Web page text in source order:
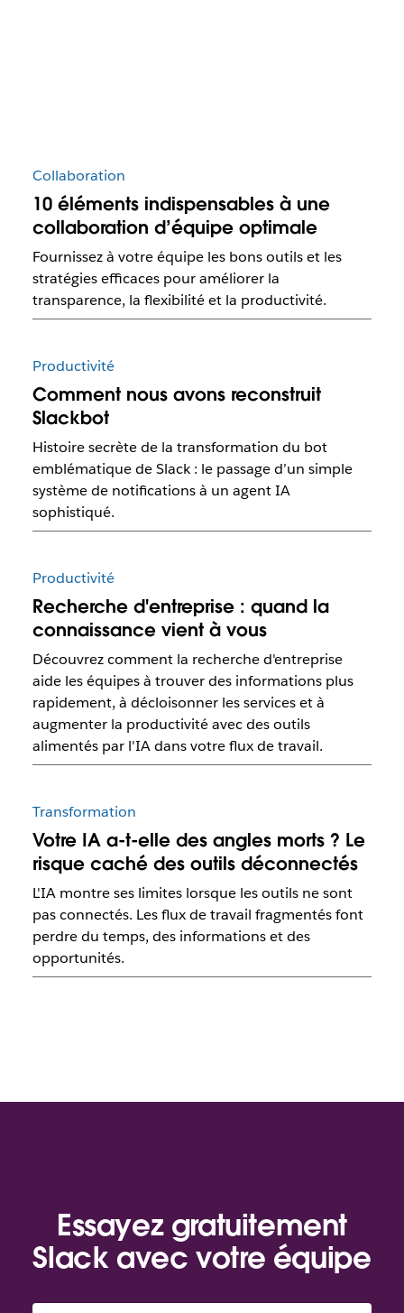
Collaboration
10 éléments indispensables à une
collaboration d’équipe optimale
Fournissez à votre équipe les bons outils et les
stratégies efficaces pour améliorer la
transparence, la flexibilité et la productivité.
Productivité
Comment nous avons reconstruit
Slackbot
Histoire secrète de la transformation du bot
emblématique de Slack : le passage d’un simple
système de notifications à un agent IA
sophistiqué.
Productivité
Recherche d'entreprise : quand la
connaissance vient à vous
Découvrez comment la recherche d'entreprise
aide les équipes à trouver des informations plus
rapidement, à décloisonner les services et à
augmenter la productivité avec des outils
alimentés par l'IA dans votre flux de travail.
Transformation
Votre IA a-t-elle des angles morts ? Le
risque caché des outils déconnectés
L'IA montre ses limites lorsque les outils ne sont
pas connectés. Les flux de travail fragmentés font
perdre du temps, des informations et des
opportunités.
Essayez gratuitement
Slack avec votre équipe